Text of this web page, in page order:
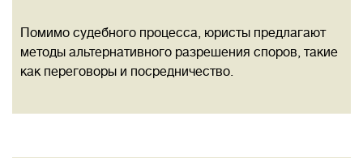
Помимо судебного процесса, юристы предлагают
методы альтернативного разрешения споров, такие
как переговоры и посредничество.